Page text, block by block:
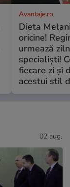
Avantaje.ro
Dieta
oricine!
urmează
specialiști!
fiecare zi și
acestui stil
02 aug.